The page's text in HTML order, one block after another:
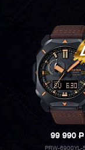
99 990P
PRW-6900YL-